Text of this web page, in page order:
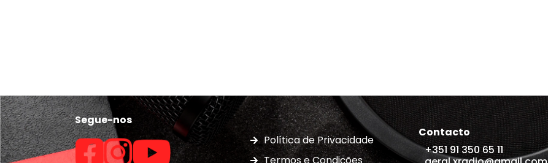
Segue-nos
Política de Privacidade
Contacto
+351 91 350 65 11